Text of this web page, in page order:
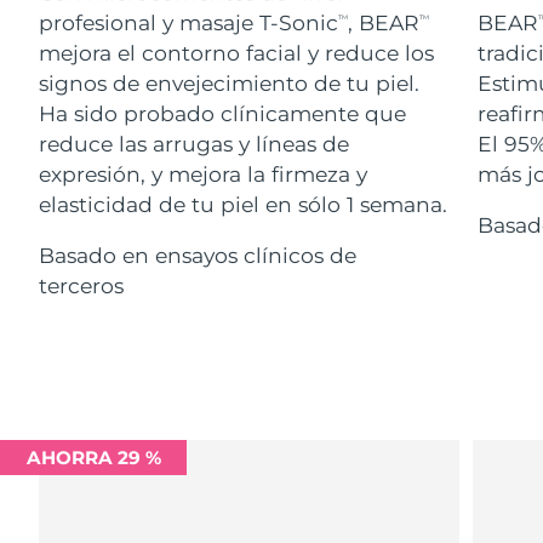
profesional y masaje T-SonicTM, BEARTM
mejora el contorno facial y reduce los
signos de envejecimiento de tu piel.
Ha sido probado clínicamente que
reduce las arrugas y líneas de
expresión, y mejora la firmeza y
elasticidad de tu piel en sólo 1 semana.
Basado en ensayos clínicos de
terceros
BEAR
El
más
AHORRA 29 %
For healthy hair
18% PAP
Cosméticos Hombres
Comprar todo
FOREO APP
Israel Entrega prevista 8/16/26
Italia Entrega prevista 8/12/26
Japón Entrega prevista 8/15/26
Jersey Entrega prevista
Kazajistán Entrega prevista